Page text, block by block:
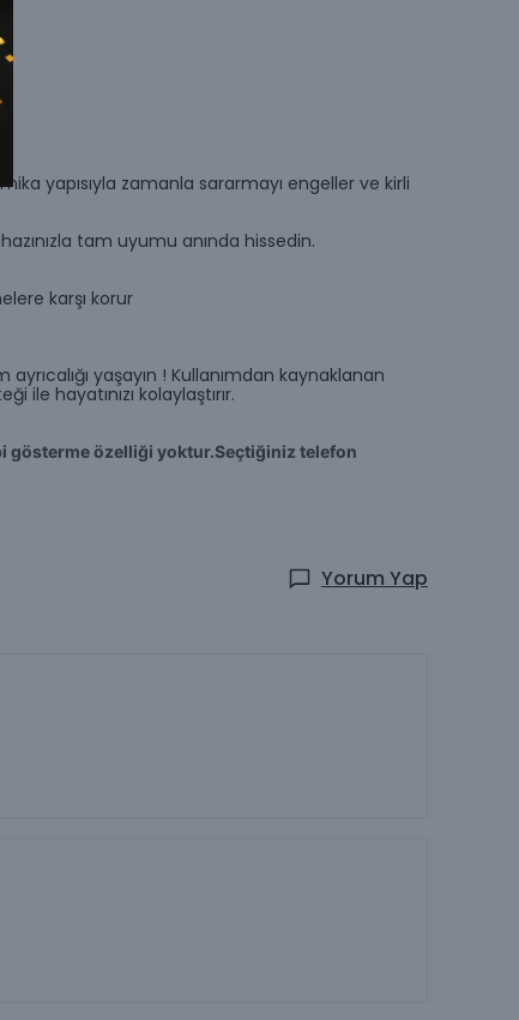
yapısıyla zamanla sararmayı engeller ve kirli
tam uyumu anında hissedin.
karşı korur
yaşayın ! Kullanımdan kaynaklanan
ile hayatınızı kolaylaştırır.
gösterme özelliği yoktur.Seçtiğiniz telefon
Yorum Yap